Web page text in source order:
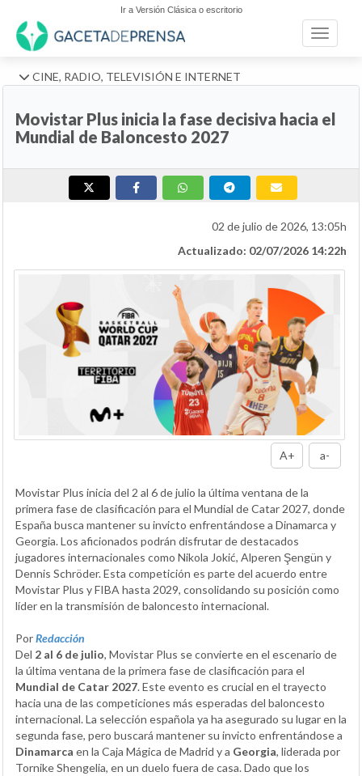
Ir a Versión Clásica o escritorio
Toggle
CINE, RADIO, TELEVISIÓN E INTERNET
Movistar Plus inicia la fase decisiva hacia el
Mundial de Baloncesto 2027
02 de julio de 2026, 13:05h
Actualizado: 02/07/2026 14:22h
A+ a-
Movistar Plus inicia del 2 al 6 de julio la última ventana de la
primera fase de clasificación para el Mundial de Catar 2027, donde
España busca mantener su invicto enfrentándose a Dinamarca y
Georgia. Los aficionados podrán disfrutar de destacados
jugadores internacionales como Nikola Jokić, Alperen Şengün y
Dennis Schröder. Esta competición es parte del acuerdo entre
Movistar Plus y FIBA hasta 2029, consolidando su posición como
líder en la transmisión de baloncesto internacional.
PorRedacción
Del 2 al 6 de julio, Movistar Plus se convierte en el escenario de
la última ventana de la primera fase de clasificación para el
Mundial de Catar 2027. Este evento es crucial en el trayecto
hacia una de las competiciones más esperadas del baloncesto
internacional. La selección española ya ha asegurado su lugar en la
segunda fase, pero buscará mantener su invicto enfrentándose a
Dinamarca en la Caja Mágica de Madrid y a Georgia, liderada por
Tornike Shengelia, en un duelo fuera de casa. Dado que los